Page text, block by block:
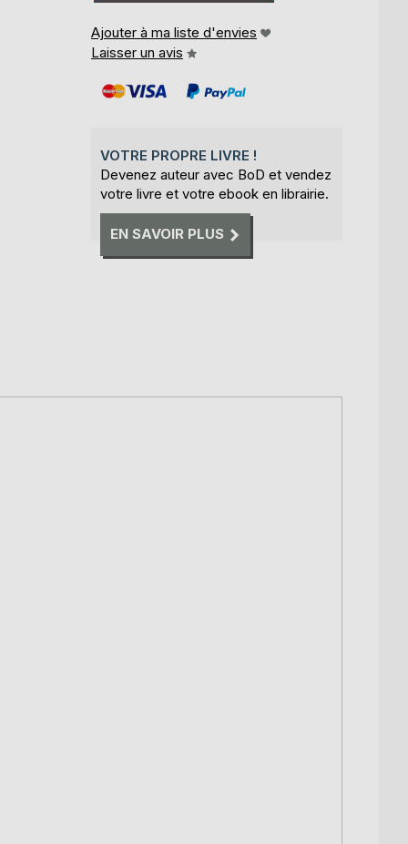
Ajouter à ma liste d'envies
Laisser un avis
VOTRE PROPRE LIVRE !
Devenez auteur avec BoD et vendez
votre livre et votre ebook en librairie.
EN SAVOIR PLUS